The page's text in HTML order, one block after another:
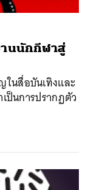
นนักกีฬาสู่
นสื่อบันเทิงและ
ป็นการปรากฏตัว